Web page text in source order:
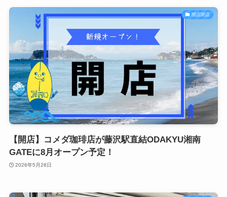
開店閉店
【開店】コメダ珈琲店が藤沢駅直結ODAKYU湘南
GATEに8月オープン予定！
2026年5月28日